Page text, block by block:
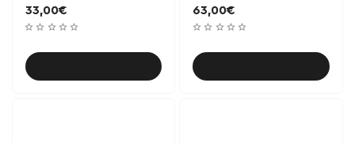
33,00€ 63,00€